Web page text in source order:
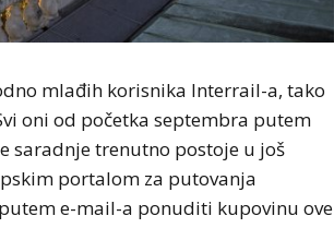
mlađih korisnika Interrail-a, tako
oni od početka septembra putem
saradnje trenutno postoje u još
portalom za putovanja
e-mail-a ponuditi kupovinu ove